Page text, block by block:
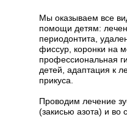
Мы оказываем все
помощи детям:
периодонтита,
фиссур, коронки на
профессиональная
детей, адаптация к
прикуса.
Проводим лечение
(закисью азота) и во